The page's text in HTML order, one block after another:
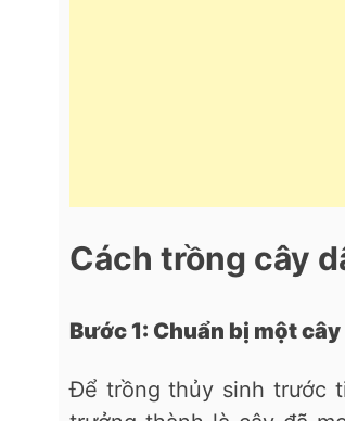
Cách trồng cây
Bước 1: Chuẩn bị một
Để trồng thủy sinh trước